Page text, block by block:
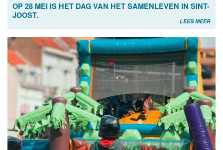
OP 28 MEI IS HET DAG VAN HET SAMENLEVEN IN SINT-
JOOST.
LEES MEER